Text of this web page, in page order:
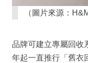
（圖片來源：
品牌可建立專屬回收
年起一直推行「舊衣